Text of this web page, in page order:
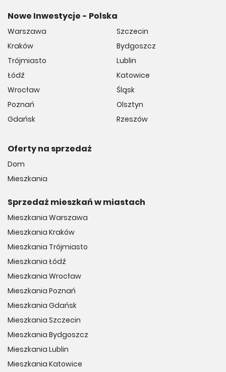
Nowe Inwestycje - Polska
Warszawa
Kraków
Trójmiasto
Łódź
Wrocław
Poznań
Gdańsk
Szczecin
Bydgoszcz
Lublin
Katowice
Śląsk
Olsztyn
Rzeszów
Oferty na sprzedaż
Dom
Mieszkania
Sprzedaż mieszkań w miastach
Mieszkania Warszawa
Mieszkania Kraków
Mieszkania Trójmiasto
Mieszkania Łódź
Mieszkania Wrocław
Mieszkania Poznań
Mieszkania Gdańsk
Mieszkania Szczecin
Mieszkania Bydgoszcz
Mieszkania Lublin
Mieszkania Katowice